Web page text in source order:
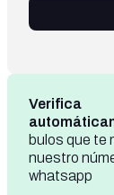
Verifica
bulos que te
nuestro
whatsapp